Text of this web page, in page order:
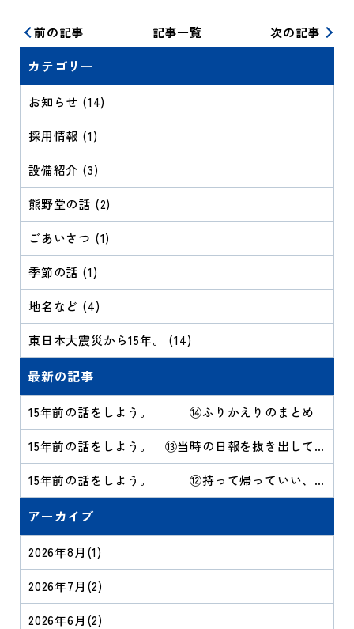
前の記事 記事一覧 次の記事
カテゴリー
お知らせ (14)
採用情報 (1)
設備紹介 (3)
熊野堂の話 (2)
ごあいさつ (1)
季節の話 (1)
地名など (4)
東日本大震災から15年。 (14)
最新の記事
15年前の話をしよう。 ⑭ふりかえりのまとめ
15年前の話をしよう。 ⑬当時の日報を抜き出して
みる
15年前の話をしよう。 ⑫持って帰っていい、
といわれても
アーカイブ
2026年8月 (1)
2026年7月 (2)
2026年6月 (2)